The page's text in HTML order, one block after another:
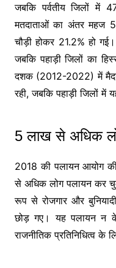
जबकि पर्वतीय जिलों में
मतदाताओं का अंतर महज
चौड़ी होकर 21.2% हो
जबकि पहाड़ी जिलों का
दशक (2012-2022) में
रही, जबकि पहाड़ी जिलों में
5 लाख से अधिक
2018 की पलायन आयोग
से अधिक लोग पलायन कर
रूप से रोजगार और
छोड़ गए। यह पलायन न
राजनीतिक प्रतिनिधित्व के